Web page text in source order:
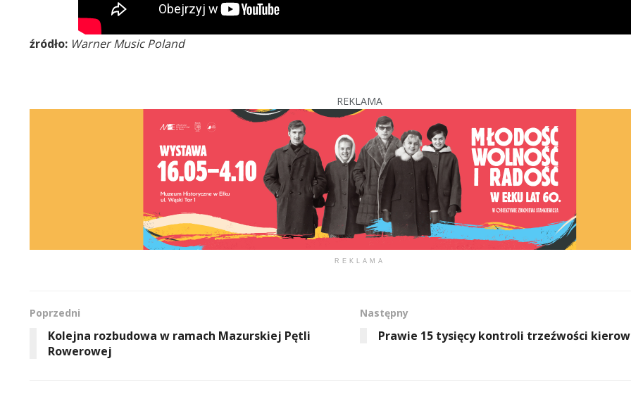
źródło: Warner Music Poland
REKLAMA
REKLAMA
Poprzedni
Kolejna rozbudowa w ramach Mazurskiej Pętli
Rowerowej
Następny
Prawie 15 tysięcy kontroli trzeźwości